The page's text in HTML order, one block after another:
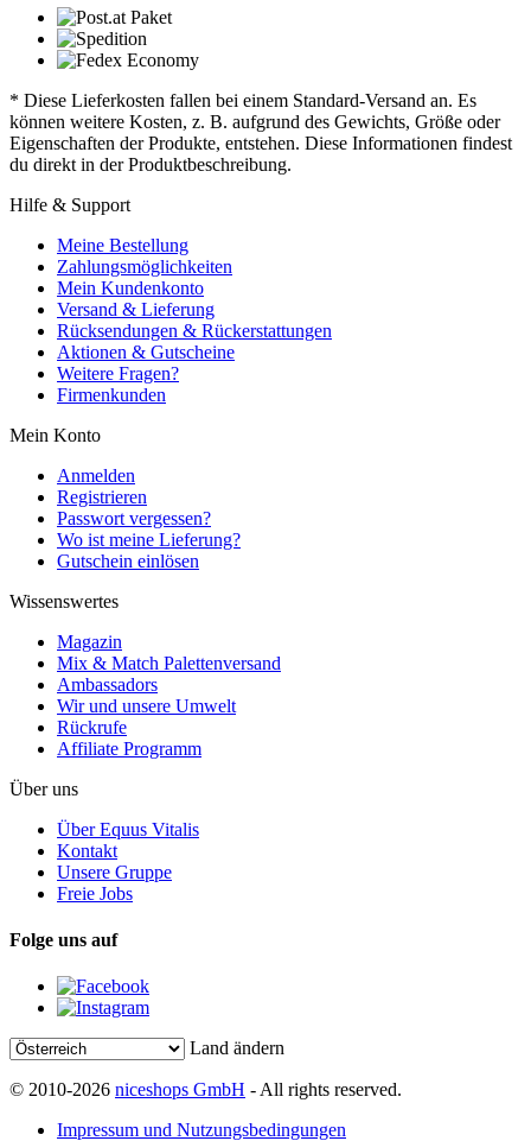
* Diese Lieferkosten fallen bei einem Standard-Versand an. Es
können weitere Kosten, z. B. aufgrund des Gewichts, Größe oder
Eigenschaften der Produkte, entstehen. Diese Informationen findest
du direkt in der Produktbeschreibung.
Hilfe & Support
Meine Bestellung
Zahlungsmöglichkeiten
Mein Kundenkonto
Versand & Lieferung
Rücksendungen & Rückerstattungen
Aktionen & Gutscheine
Weitere Fragen?
Firmenkunden
Mein Konto
Anmelden
Registrieren
Passwort vergessen?
Wo ist meine Lieferung?
Gutschein einlösen
Wissenswertes
Magazin
Mix & Match Palettenversand
Ambassadors
Wir und unsere Umwelt
Rückrufe
Affiliate Programm
Über uns
Über Equus Vitalis
Kontakt
Unsere Gruppe
Freie Jobs
Folge uns auf
Land ändern
© 2010-2026 niceshops GmbH - All rights reserved.
Impressum und Nutzungsbedingungen